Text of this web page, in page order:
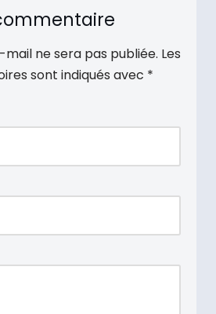
ne sera pas publiée. Les
sont indiqués avec *